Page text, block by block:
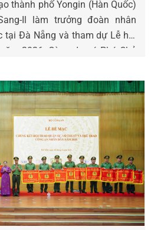
thành phố Yongin (Hàn Quốc)
Il làm trưởng đoàn nhân
tại Đà Nẵng và tham dự Lễ hội
2026. Cùng dự có Phó Chủ